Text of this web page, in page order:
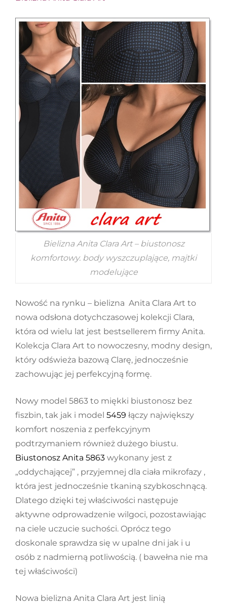
Bielizna Anita Clara Art – biustonosz
komfortowy. body wyszczuplające, majtki
modelujące
Nowość na rynku – bielizna Anita Clara Art to
nowa odsłona dotychczasowej kolekcji Clara,
która od wielu lat jest bestsellerem firmy Anita.
Kolekcja Clara Art to nowoczesny, modny design,
który odświeża bazową Clarę, jednocześnie
zachowując jej perfekcyjną formę.
Nowy model 5863 to miękki biustonosz bez
fiszbin, tak jak i model 5459 łączy największy
komfort noszenia z perfekcyjnym
podtrzymaniem również dużego biustu.
Biustonosz Anita 5863 wykonany jest z
„oddychającej” , przyjemnej dla ciała mikrofazy ,
która jest jednocześnie tkaniną szybkoschnącą.
Dlatego dzięki tej właściwości następuje
aktywne odprowadzenie wilgoci, pozostawiając
na ciele uczucie suchości. Oprócz tego
doskonale sprawdza się w upalne dni jak i u
osób z nadmierną potliwością. ( bawełna nie ma
tej właściwości)
Nowa bielizna Anita Clara Art jest linią